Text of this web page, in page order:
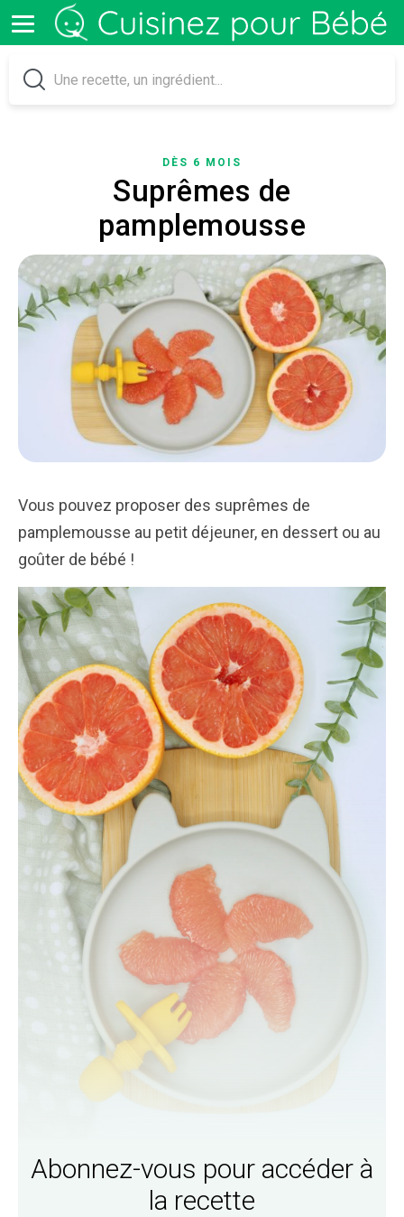
DÈS 6 MOIS
Suprêmes de
pamplemousse
Vous pouvez proposer des suprêmes de
pamplemousse au petit déjeuner, en dessert ou au
goûter de bébé !
Abonnez-vous pour accéder à
la recette